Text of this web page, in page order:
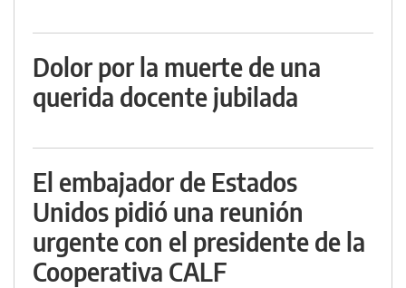
Dolor por la muerte de una
querida docente jubilada
El embajador de Estados
Unidos pidió una reunión
urgente con el presidente de la
Cooperativa CALF